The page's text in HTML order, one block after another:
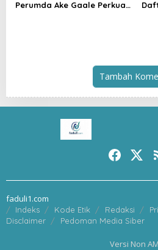
Perumda Ake Gaale Perkuat
Tambah
faduli1.com
Indeks Kode Etik Redaksi
Disclaimer
Pedoman Media Siber
Versi Non